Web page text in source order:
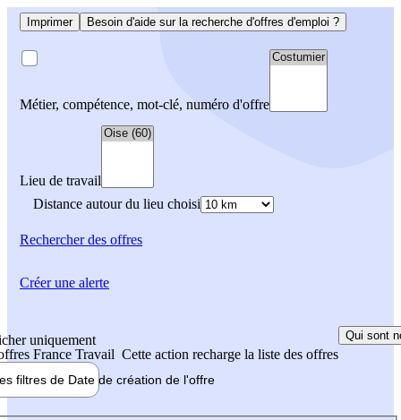
Imprimer Besoin d'aide sur la recherche d'offres d'emploi ?
Métier, compétence, mot-clé, numéro d'offre
Lieu de travail
Distance autour du lieu choisi
Rechercherdes offres
uniquement
France Travail Cette action recharge la liste des offres
Qui sont
filtres de Date de création de l'offre
Créer une alerte